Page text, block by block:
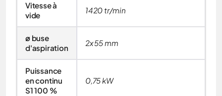
Vitesse à
vide
1420 tr/min
ø buse
d'aspiration
2x 55 mm
Puissance
en continu
S1 100 %
0,75 kW